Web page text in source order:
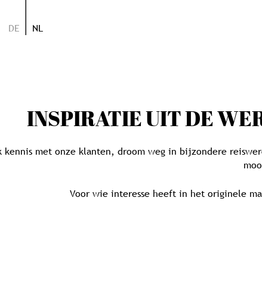
DE NL
INSPIRATIE UIT DE
kennis met onze klanten, droom weg in bijzondere
Voor wie interesse heeft in het originele